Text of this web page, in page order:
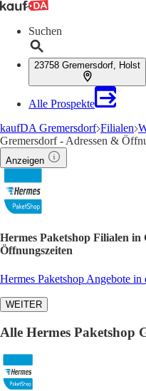
Suchen
23758 Gremersdorf, Holst
Alle Prospekte
kaufDA Gremersdorf Filialen
Gremersdorf - Adressen &
Anzeigen
Hermes Paketshop Filialen
Öffnungszeiten
Hermes Paketshop Angebote
WEITER
Alle Hermes Paketshop